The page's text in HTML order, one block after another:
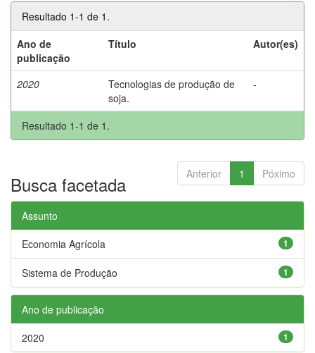
Resultado 1-1 de 1.
Ano de
publicação
Título Autor(es)
2020
Tecnologias de produção de
soja.
-
Resultado 1-1 de 1.
Anterior 1 Póximo
Busca facetada
Assunto
1
Economia Agrícola
1
Sistema de Produção
Ano de publicação
1
2020